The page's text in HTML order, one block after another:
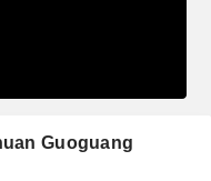
Guoguang